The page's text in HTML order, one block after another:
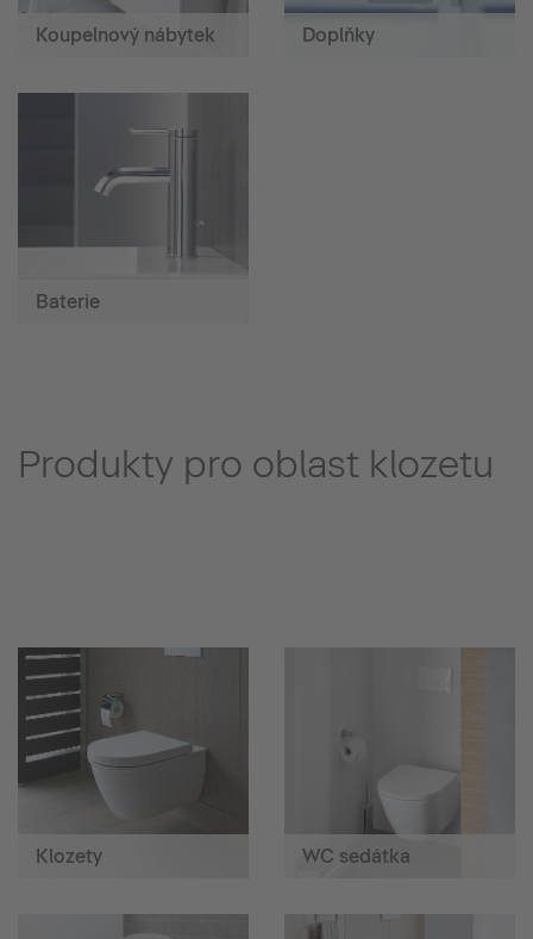
Koupelnový nábytek Doplňky
Baterie
Produkty pro oblast klozetu
Klozety WC sedátka